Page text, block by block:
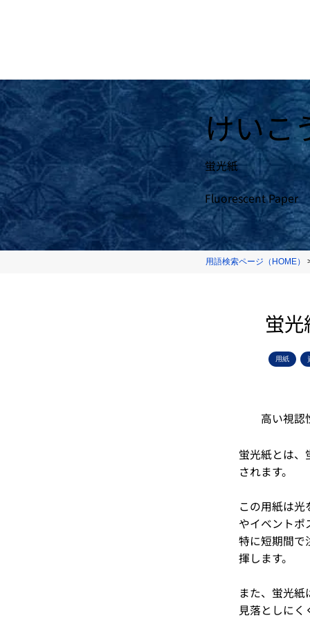
けいこ
蛍光紙
Fluorescent Paper
用語検索ページ（HOME）
蛍光
用紙
高い視認
蛍光紙とは、
されます。
この用紙は
やイベントポ
特に短期間で
揮します。
また、蛍光
見落としに